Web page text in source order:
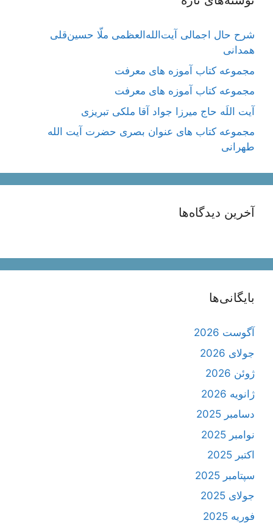
شرح حال اجمالی آیت‌الله‌العظمی ملّا حسین‌قلی
همدانی
مجموعه کتاب آموزه های معرفت
مجموعه کتاب آموزه های معرفت
آیت اللَه حاج میرزا جواد آقا ملکی تبریزی
مجموعه کتاب های عنوان بصری حضرت آیت الله
طهرانی
آخرین دیدگاه‌ها
بایگانی‌ها
آگوست 2026
جولای 2026
ژوئن 2026
ژانویه 2026
دسامبر 2025
نوامبر 2025
اکتبر 2025
سپتامبر 2025
جولای 2025
فوریه 2025